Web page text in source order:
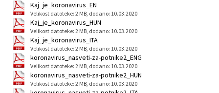
Kaj_je_koronavirus_EN
Velikost datoteke: 2 MB, dodano: 10.03.2020
Kaj_je_koronavirus_HUN
Velikost datoteke: 2 MB, dodano: 10.03.2020
Kaj_je_koronavirus_ITA
Velikost datoteke: 2 MB, dodano: 10.03.2020
koronavirus_nasveti-za-potnike2_ENG
Velikost datoteke: 2 MB, dodano: 10.03.2020
koronavirus_nasveti-za-potnike2_HUN
Velikost datoteke: 2 MB, dodano: 10.03.2020